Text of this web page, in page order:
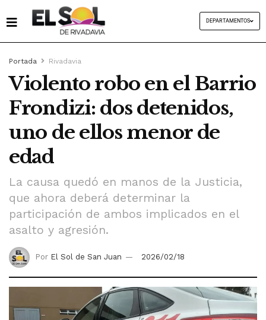
DEPARTAMENTOS
Portada Rivadavia
Violento robo en el Barrio
Frondizi: dos detenidos,
uno de ellos menor de
edad
La causa quedó en manos de la Justicia,
que ahora deberá determinar la
participación de ambos implicados en el
asalto y agresión.
Por El Sol de San Juan 2026/02/18